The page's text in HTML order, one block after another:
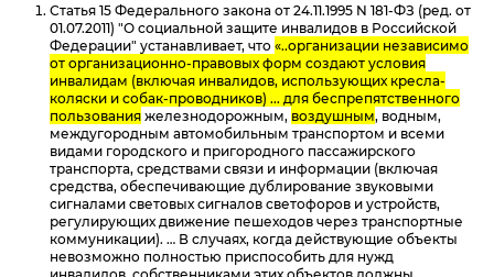
Статья 15 Федерального закона от 24.11.1995 N 181-ФЗ (ред. от
01.07.2011) "О социальной защите инвалидов в Российской
Федерации" устанавливает, что«..организации независимо
от организационно-правовых форм создают условия
инвалидам (включая инвалидов, использующих кресла-
коляски и собак-проводников) ... для беспрепятственного
пользованияжелезнодорожным, воздушным, водным,
междугородным автомобильным транспортом и всеми
видами городского и пригородного пассажирского
транспорта, средствами связи и информации (включая
средства, обеспечивающие дублирование звуковыми
сигналами световых сигналов светофоров и устройств,
регулирующих движение пешеходов через транспортные
коммуникации). … В случаях, когда действующие объекты
невозможно полностью приспособить для нужд